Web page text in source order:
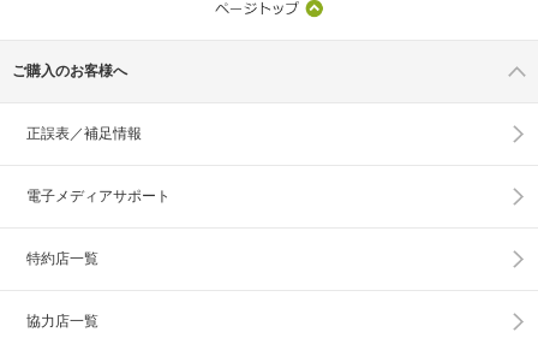
ご購入のお客様へ
正誤表／補足情報
電子メディアサポート
特約店一覧
協力店一覧